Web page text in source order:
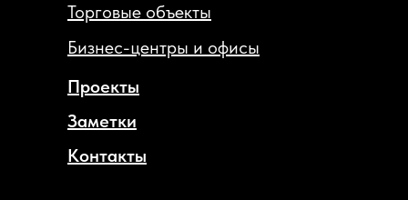
Контакты
Заметки
Проекты
Бизнес-центры и офисы
Торговые объекты